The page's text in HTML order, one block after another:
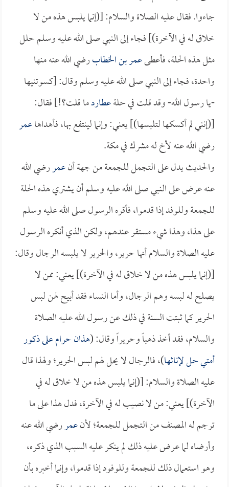
جاءوا. فقال عليه الصلاة والسلام: [(إنما يلبس هذه من لا
خلاق له في الآخرة)] فجاء إلى النبي صلى الله عليه وسلم حلل
مثل هذه الحلة، فأعطىعمر بن الخطابرضي الله عنه منها
واحدة، فجاء إلى النبي صلى الله عليه وسلم وقال: [كسوتنيها
-يا رسول الله- وقد قلت في حلةعطاردما قلت؟!] فقال:
[(إنني لم أكسكها لتلبسها)] يعني: وإنما لينتفع بها، فأهداهاعمر
رضي الله عنه لأخ له مشرك في مكة.
والحديث يدل على التجمل للجمعة من جهة أنعمررضي الله
عنه عرض على النبي صلى الله عليه وسلم أن يشتري هذه الحلة
للجمعة وللوفد إذا قدموا، فأقره الرسول صلى الله عليه وسلم
على هذا، وهذا شيء مستقر عندهم، ولكن الذي أنكره الرسول
عليه الصلاة والسلام أنها حرير، والحرير لا يلبسه الرجال وقال:
[(إنما يلبس هذه من لا خلاق له في الآخرة)] يعني: ممن لا
يصلح له لبسه وهم الرجال، وأما النساء فقد أبيح لهن لبس
الحرير كما ثبتت السنة في ذلك عن رسول الله عليه الصلاة
والسلام، فقد أخذ ذهباً وحريراً وقال: (هذان حرام على ذكور
أمتي حل لإناثها)، فالرجال لا يحل لهم لبس الحرير؛ ولهذا قال
عليه الصلاة والسلام: [(إنما يلبس هذه من لا خلاق له في
الآخرة)] يعني: من لا نصيب له في الآخرة، فدل هذا على ما
ترجم له المصنف من التجمل للجمعة؛ لأنعمررضي الله عنه
وأرضاه لما عرض عليه ذلك لم ينكر عليه السبب الذي ذكره،
وهو استعمال ذلك للجمعة وللوفود إذا قدموا، وإنما أخبره بأن